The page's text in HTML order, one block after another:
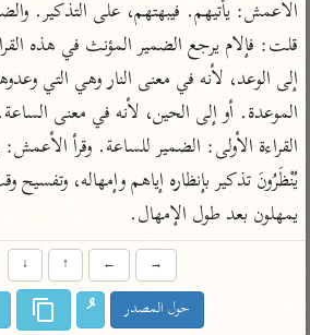
تفسير الماوردي
منتقاة
تفسير ابن القيم
تفسير ابن تيمية
عامّة
تفسير السمعاني
تفسير مكّي
أخرى
أضواء البيان
نظم الدرر للبقاعي
لغة وبلاغة
التحرير والتنوير
المحرر الوجيز لابن
عطية
يمهلون بعد طول الإمهال.
→
←
↑
↓
حول المصدر